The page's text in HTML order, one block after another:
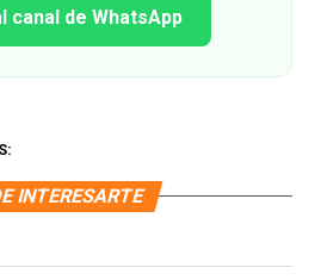
canal de WhatsApp
INTERESARTE